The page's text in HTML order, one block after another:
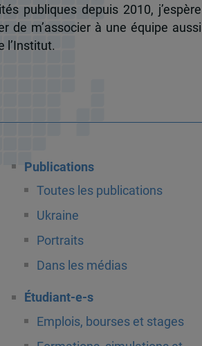
publiques depuis 2010, j’espère
de m’associer à une équipe aussi
l’Institut.
Publications
Toutes les publications
Ukraine
Portraits
Dans les médias
Étudiant-e-s
Emplois, bourses et stages